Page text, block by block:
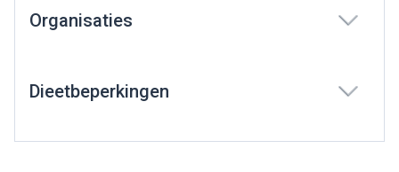
Organisaties
Dieetbeperkingen